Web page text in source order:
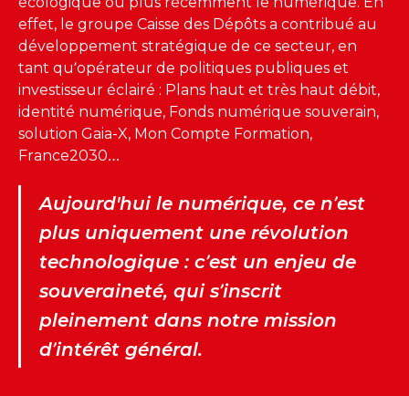
effet, le groupe Caisse des Dépôts a contribué au
développement stratégique de ce secteur, en
tant qu’opérateur de politiques publiques et
investisseur éclairé : Plans haut et très haut débit,
identité numérique, Fonds numérique souverain,
solution Gaia-X, Mon Compte Formation,
France2030…
Aujourd'hui le numérique, ce n’est
plus uniquement une révolution
technologique : c’est un enjeu de
souveraineté, qui s’inscrit
pleinement dans notre mission
d’intérêt général.